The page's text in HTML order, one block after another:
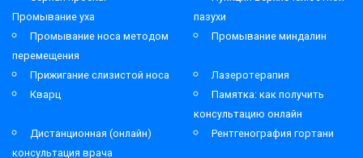
Промывание уха
пазухи
Промывание носа методом
перемещения
Промывание миндалин
Прижигание слизистой носа
Лазеротерапия
Кварц
Памятка: как получить
консультацию онлайн
Дистанционная (онлайн)
консультация врача
Рентгенография гортани